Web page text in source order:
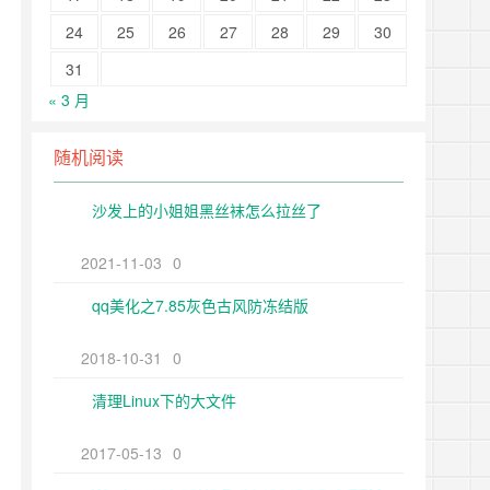
24
25 26 27 28 29
30
31
« 3 月
随机阅读
沙发上的小姐姐黑丝袜怎么拉丝了
2021-11-03 0
qq美化之7.85灰色古风防冻结版
2018-10-31
0
清理Linux下的大文件
2017-05-13 0